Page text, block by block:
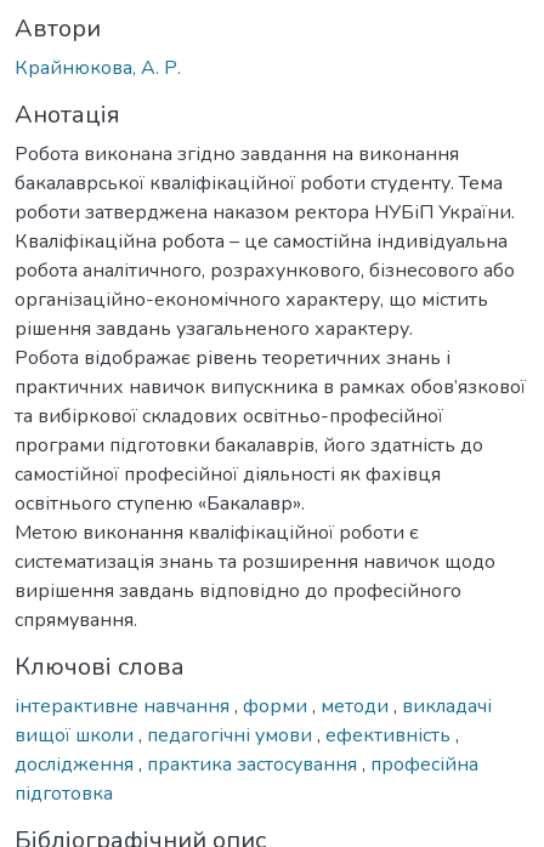
Автори
Крайнюкова, А. Р.
Анотація
Робота виконана згідно завдання на виконання
бакалаврської кваліфікаційної роботи студенту. Тема
роботи затверджена наказом ректора НУБіП України.
Кваліфікаційна робота – це самостійна індивідуальна
робота аналітичного, розрахункового, бізнесового або
організаційно-економічного характеру, що містить
рішення завдань узагальненого характеру.
Робота відображає рівень теоретичних знань і
практичних навичок випускника в рамках обов’язкової
та вибіркової складових освітньо-професійної
програми підготовки бакалаврів, його здатність до
самостійної професійної діяльності як фахівця
освітнього ступеню «Бакалавр».
Метою виконання кваліфікаційної роботи є
систематизація знань та розширення навичок щодо
вирішення завдань відповідно до професійного
спрямування.
Ключові слова
інтерактивне навчання , форми , методи , викладачі
вищої школи , педагогічні умови , ефективність ,
дослідження , практика застосування , професійна
підготовка
Бібліографічний опис